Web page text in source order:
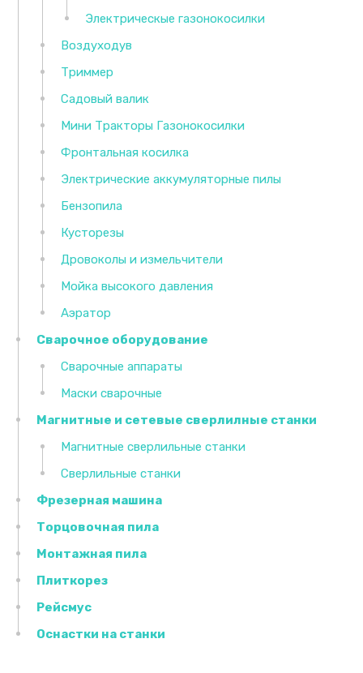
Электрическые газонокосилки
Воздуходув
Триммер
Садовый валик
Мини Тракторы Газонокосилки
Фронтальная косилка
Электрические аккумуляторные пилы
Бензопила
Кусторезы
Дровоколы и измельчители
Мойка высокого давления
Аэратор
Сварочное оборудование
Сварочные аппараты
Маски сварочные
Магнитные и сетевые сверлилные станки
Магнитные сверлильные станки
Сверлильные станки
Фрезерная машина
Торцовочная пила
Монтажная пила
Плиткорез
Рейсмус
Оснастки на станки